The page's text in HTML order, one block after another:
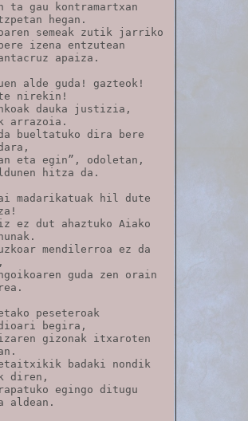
ta gau kontramartxan
hegan.
semeak zutik jarriko
izena entzutean
apaiza.
alde guda! gazteok!
nirekin!
dauka justizia,
arrazoia.
bueltatuko dira bere
eta egin”, odoletan,
hitza da.
madarikatuak hil dute
ez dut ahaztuko Aiako
mendilerroa ez da
guda zen orain
peseteroak
begira,
gizonak itxaroten
badaki nondik
diren,
egingo ditugu
aldean.